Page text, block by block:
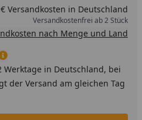
Versandkosten in Deutschland
Versandkostenfrei ab 2 Stück
nach Menge und Land
Werktage in Deutschland, bei
der Versand am gleichen Tag